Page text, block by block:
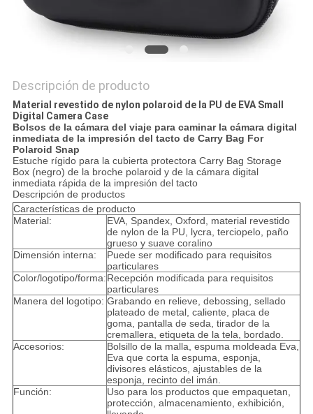
Descripción de producto
Material revestido de nylon polaroid de la PU de EVA Small
Digital Camera Case
Bolsos de la cámara del viaje para caminar la cámara digital
inmediata de la impresión del tacto de Carry Bag For
Polaroid Snap
Estuche rígido para la cubierta protectora Carry Bag Storage
Box (negro) de la broche polaroid y de la cámara digital
inmediata rápida de la impresión del tacto
Descripción de productos
Características de producto
Material:
EVA, Spandex, Oxford, material revestido
de nylon de la PU, lycra, terciopelo, paño
grueso y suave coralino
Dimensión interna:
Puede ser modificado para requisitos
particulares
Color/logotipo/forma:Recepción modificada para requisitos
particulares
Manera del logotipo: Grabando en relieve, debossing, sellado
plateado de metal, caliente, placa de
goma, pantalla de seda, tirador de la
cremallera, etiqueta de la tela, bordado.
Accesorios:
Bolsillo de la malla, espuma moldeada Eva,
Eva que corta la espuma, esponja,
divisores elásticos, ajustables de la
esponja, recinto del imán.
Función:
Uso para los productos que empaquetan,
protección, almacenamiento, exhibición,